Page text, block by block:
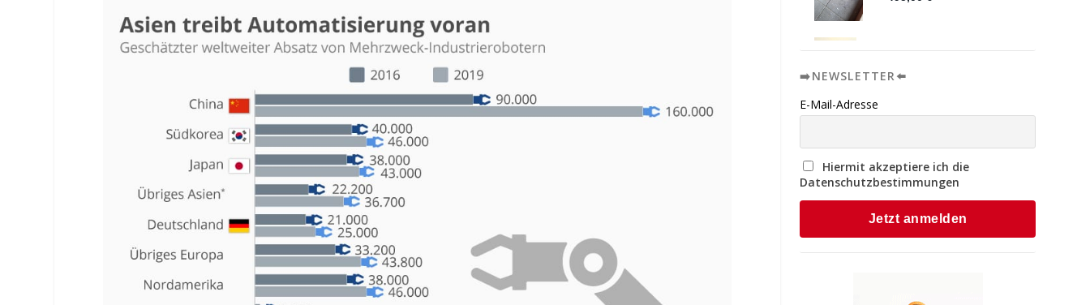
➡️NEWSLETTER⬅️
E-Mail-Adresse
Hiermit akzeptiere ich die
Datenschutzbestimmungen